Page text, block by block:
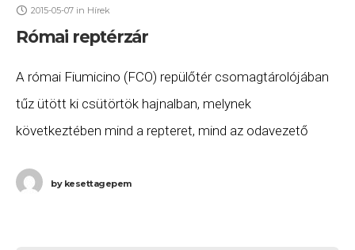
2015-05-07 in Hírek
Római reptérzár
A római Fiumicino (FCO) repülőtér csomagtárolójában
tűz ütött ki csütörtök hajnalban, melynek
következtében mind a repteret, mind az odavezető
közlekedés, azonban egész nap
bykesettagepem